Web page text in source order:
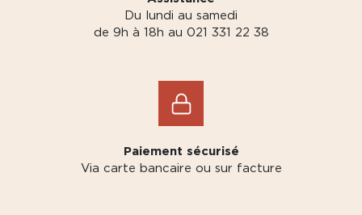
Du lundi au samedi
de 9h à 18h au 021 331 22 38
Paiement sécurisé
Via carte bancaire ou sur facture